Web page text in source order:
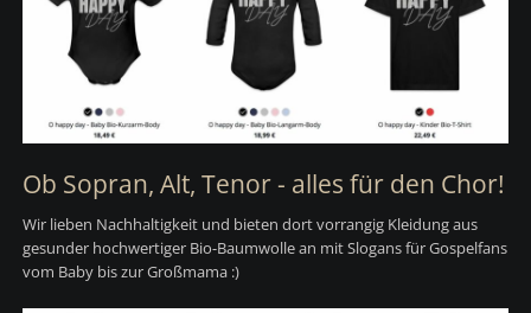
Ob Sopran, Alt, Tenor - alles für den Chor!
Wir lieben Nachhaltigkeit und bieten dort vorrangig Kleidung aus
gesunder hochwertiger Bio-Baumwolle an mit Slogans für Gospelfans
vom Baby bis zur Großmama :)